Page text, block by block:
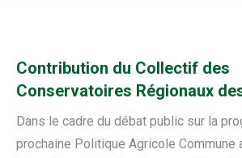
Contribution du Collectif des
Conservatoires Régionaux
Dans le cadre du débat public sur la
prochaine Politique Agricole Commune